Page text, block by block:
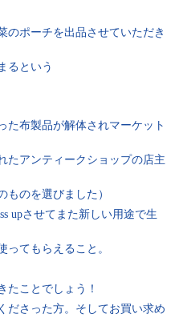
のポーチを出品させていただき
るという
た布製品が解体されマーケット
たアンティークショップの店主
ものを選びました）
upさせてまた新しい用途で生
ってもらえること。
たことでしょう！
ださった方。そしてお買い求め